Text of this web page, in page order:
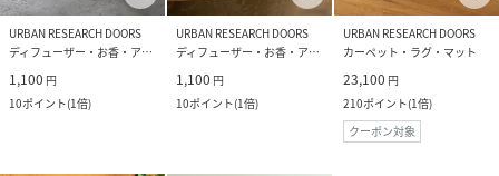
URBAN RESEARCH DOORS
ディフューザー・お香・アロマオイル・キャンドル
1,100 円
10ポイント(1倍)
URBAN RESEARCH DOORS
ディフューザー・お香・アロマオイル・キャンドル
1,100 円
10ポイント(1倍)
URBAN RESEARCH DOORS
カーペット・ラグ・マット
23,100 円
210ポイント(1倍)
クーポン対象